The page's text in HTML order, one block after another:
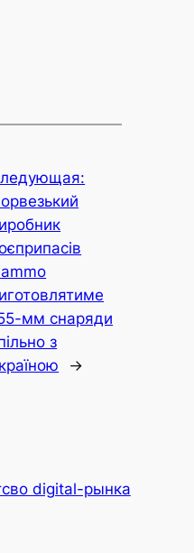
мм снаряди
з
→
digital-рынка